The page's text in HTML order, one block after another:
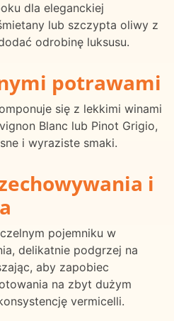
dla eleganckiej
lub szczypta oliwy z
odrobinę luksusu.
potrawami
się z lekkimi winami
Blanc lub Pinot Grigio,
i wyraziste smaki.
i
pojemniku w
delikatnie podgrzej na
aby zapobiec
na zbyt dużym
vermicelli.